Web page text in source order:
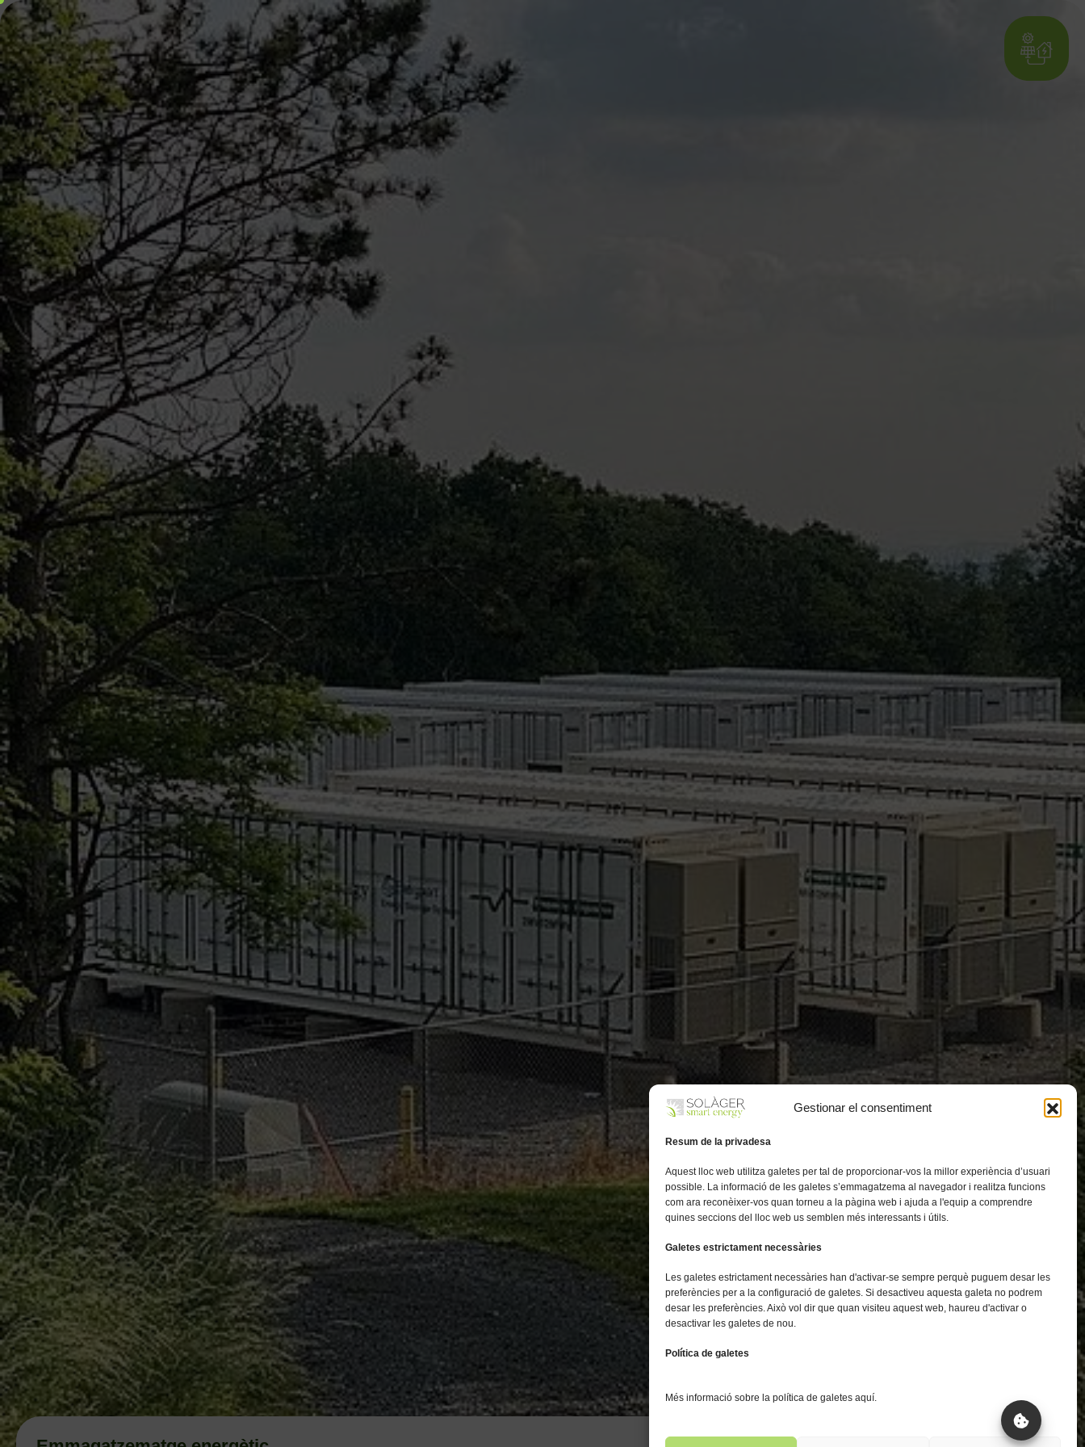
Gestionar el consentiment
Resum de la privadesa
Aquest lloc web utilitza galetes per tal de proporcionar-vos la millor experiència d’usuari
possible. La informació de les galetes s’emmagatzema al navegador i realitza funcions
com ara reconèixer-vos quan torneu a la pàgina web i ajuda a l'equip a comprendre
quines seccions del lloc web us semblen més interessants i útils.
Galetes estrictament necessàries
Les galetes estrictament necessàries han d'activar-se sempre perquè puguem desar les
preferències per a la configuració de galetes. Si desactiveu aquesta galeta no podrem
desar les preferències. Això vol dir que quan visiteu aquest web, haureu d'activar o
desactivar les galetes de nou.
Política de galetes
Més informació sobre la política de galetes aquí.